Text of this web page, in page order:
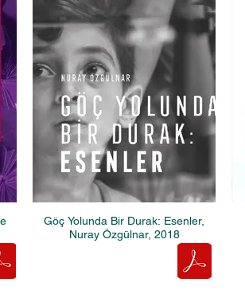
Göç Yolunda Bir Durak: Esenler,
Nuray Özgülnar, 2018